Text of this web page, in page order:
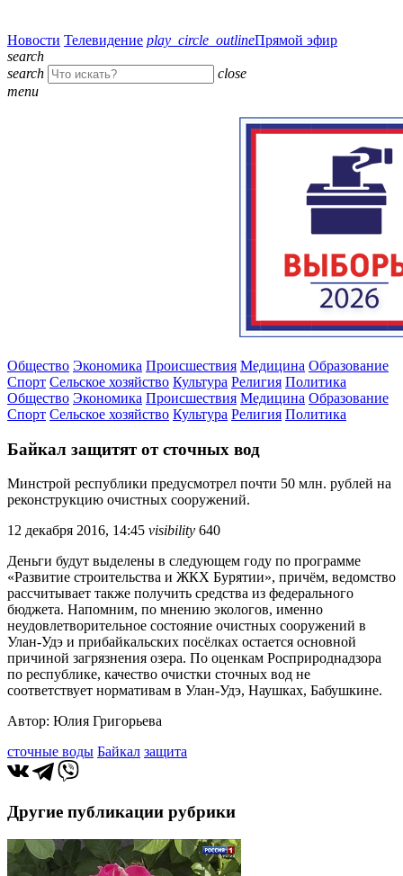
Новости Телевидение play_circle_outlineПрямой эфир
search
search
close
menu
Общество Экономика Происшествия Медицина Образование
Спорт Сельское хозяйство Культура Религия Политика
Общество Экономика Происшествия Медицина Образование
Спорт Сельское хозяйство Культура Религия Политика
Байкал защитят от сточных вод
Минстрой республики предусмотрел почти 50 млн. рублей на
реконструкцию очистных сооружений.
12 декабря 2016, 14:45 visibility 640
Деньги будут выделены в следующем году по программе
«Развитие строительства и ЖКХ Бурятии», причём, ведомство
рассчитывает также получить средства из федерального
бюджета. Напомним, по мнению экологов, именно
неудовлетворительное состояние очистных сооружений в
Улан-Удэ и прибайкальских посёлках остается основной
причиной загрязнения озера. По оценкам Росприроднадзора
по республике, качество очистки сточных вод не
соответствует нормативам в Улан-Удэ, Наушках, Бабушкине.
Автор: Юлия Григорьева
сточные воды Байкал защита
Другие публикации рубрики